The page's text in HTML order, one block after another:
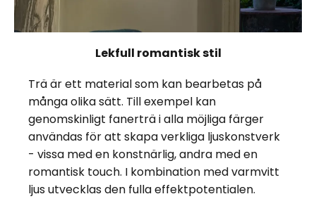
Lekfull romantisk stil
Trä är ett material som kan bearbetas på
många olika sätt. Till exempel kan
genomskinligt fanerträ i alla möjliga färger
användas för att skapa verkliga ljuskonstverk
- vissa med en konstnärlig, andra med en
romantisk touch. I kombination med varmvitt
ljus utvecklas den fulla effektpotentialen.